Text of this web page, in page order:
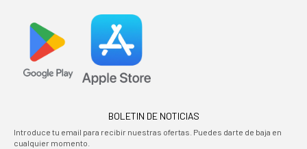
BOLETIN DE NOTICIAS
Introduce tu email para recibir nuestras ofertas. Puedes darte de baja en
cualquier momento.